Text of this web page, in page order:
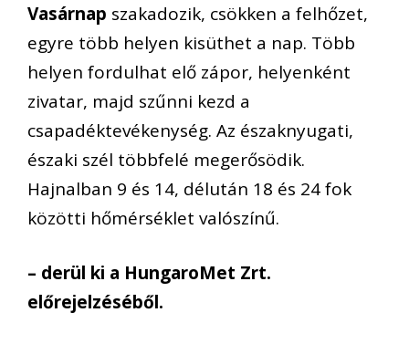
Vasárnap szakadozik, csökken a felhőzet,
egyre több helyen kisüthet a nap. Több
helyen fordulhat elő zápor, helyenként
zivatar, majd szűnni kezd a
csapadéktevékenység. Az északnyugati,
északi szél többfelé megerősödik.
Hajnalban 9 és 14, délután 18 és 24 fok
közötti hőmérséklet valószínű.
– derül ki a HungaroMet Zrt.
előrejelzéséből.